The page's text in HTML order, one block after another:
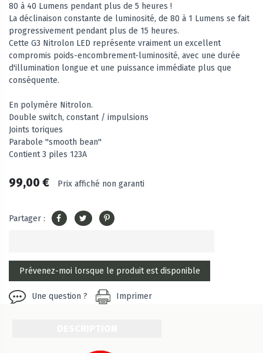
80 à 40 Lumens pendant plus de 5 heures !
La déclinaison constante de luminosité, de 80 à 1 Lumens se fait
progressivement pendant plus de 15 heures.
Cette G3 Nitrolon LED représente vraiment un excellent
compromis poids-encombrement-luminosité, avec une durée
d'illumination longue et une puissance immédiate plus que
conséquente.
En polymère Nitrolon.
Double switch, constant / impulsions
Joints toriques
Parabole ''smooth bean''
Contient 3 piles 123A
99,00 € Prix affiché non garanti
Partager :
Une question ? Imprimer